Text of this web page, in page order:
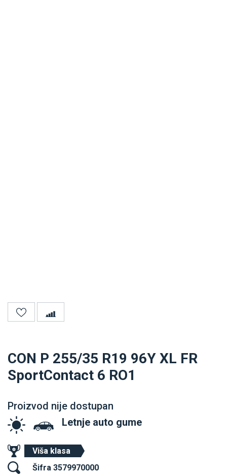
CON P 255/35 R19 96Y XL FR
SportContact 6 RO1
Proizvod nije dostupan
Letnje auto gume
Viša klasa
Šifra 3579970000